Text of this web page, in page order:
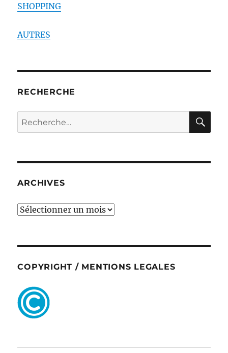
SHOPPING
AUTRES
RECHERCHE
Recherche
pour :
ARCHIVES
ARCHIVES
COPYRIGHT / MENTIONS LEGALES